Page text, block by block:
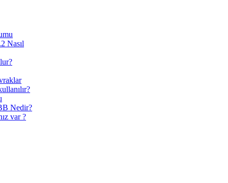
Nasıl
Nedir?
var ?